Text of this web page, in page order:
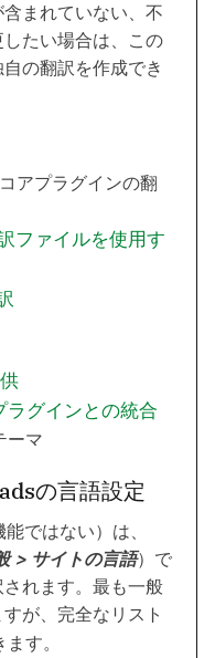
まれていない、不
たい場合は、この
の翻訳を作成でき
アプラグインの翻
ファイルを使用す
ラグインとの統合
ーマ
の言語設定
ではない）は、
> サイトの言語）で
れます。最も一般
が、完全なリスト
す。